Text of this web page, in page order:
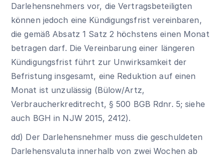
Darlehensnehmers vor, die Vertragsbeteiligten
können jedoch eine Kündigungsfrist vereinbaren,
die gemäß Absatz 1 Satz 2 höchstens einen Monat
betragen darf. Die Vereinbarung einer längeren
Kündigungsfrist führt zur Unwirksamkeit der
Befristung insgesamt, eine Reduktion auf einen
Monat ist unzulässig (Bülow/Artz,
Verbraucherkreditrecht, § 500 BGB Rdnr. 5; siehe
auch BGH in NJW 2015, 2412).
dd) Der Darlehensnehmer muss die geschuldeten
Darlehensvaluta innerhalb von zwei Wochen ab